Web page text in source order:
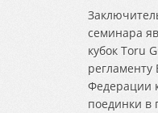
семинара
кубок Toru
регламенту
Федерации
поединки в